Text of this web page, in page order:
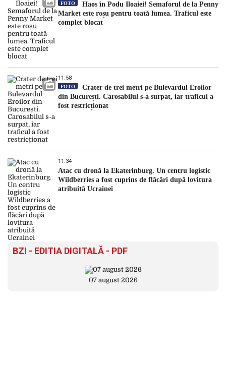
FOTO
Haos în Podu Iloaiei! Semaforul de la Penny
Market este roșu pentru toată lumea. Traficul este
complet blocat
11:58
FOTO
Crater de trei metri pe Bulevardul Eroilor
din București. Carosabilul s-a surpat, iar traficul a
fost restricționat
11:34
Atac cu dronă la Ekaterinburg. Un centru logistic
Wildberries a fost cuprins de flăcări după lovitura
atribuită Ucrainei
BZI - EDITIA DIGITALĂ - PDF
07 august 2026